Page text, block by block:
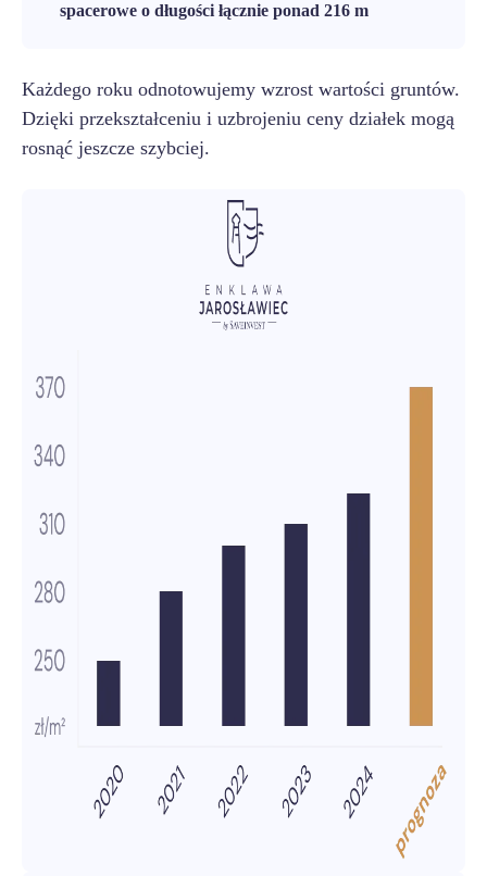
spacerowe o długości łącznie ponad 216 m
Każdego roku odnotowujemy wzrost wartości gruntów.
Dzięki przekształceniu i uzbrojeniu ceny działek mogą
rosnąć jeszcze szybciej.